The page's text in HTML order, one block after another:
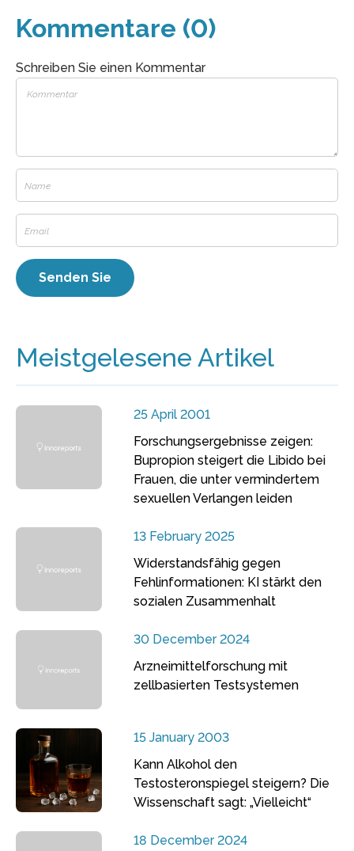
Kommentare (0)
Schreiben Sie einen Kommentar
Meistgelesene Artikel
25 April 2001
Forschungsergebnisse zeigen:
Bupropion steigert die Libido bei
Frauen, die unter vermindertem
sexuellen Verlangen leiden
13 February 2025
Widerstandsfähig gegen
Fehlinformationen: KI stärkt den
sozialen Zusammenhalt
30 December 2024
Arzneimittelforschung mit
zellbasierten Testsystemen
15 January 2003
Kann Alkohol den
Testosteronspiegel steigern? Die
Wissenschaft sagt: „Vielleicht“
18 December 2024